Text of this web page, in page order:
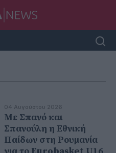
04 Αυγούστου 2026
Με Σπανό και
Σπανούλη η Εθνική
Παίδων στη Ρουμανία